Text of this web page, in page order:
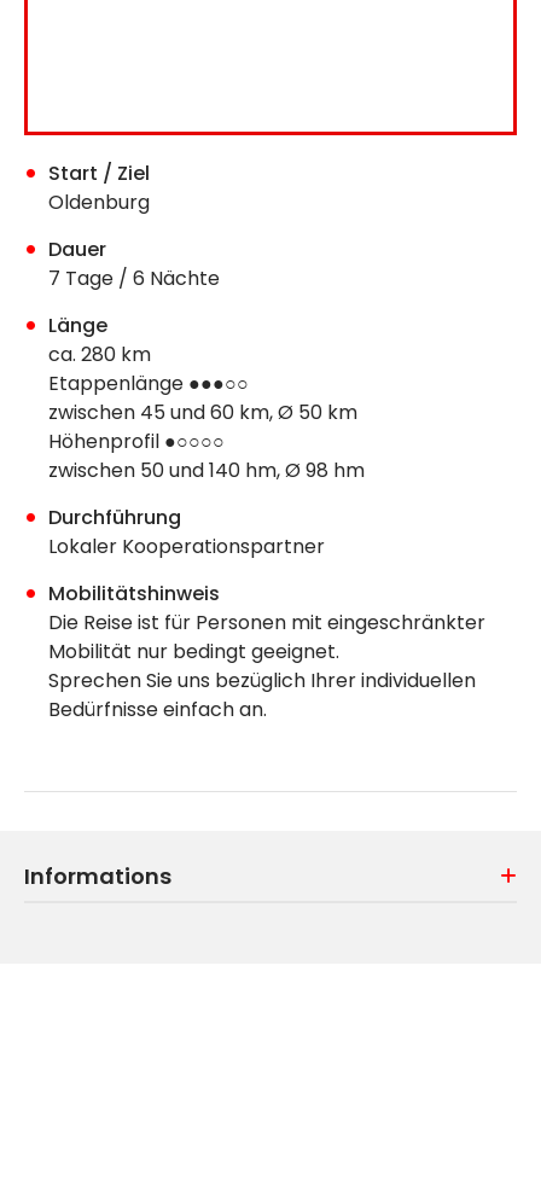
Start / Ziel
Oldenburg
Dauer
7 Tage / 6 Nächte
Länge
ca. 280 km
Etappenlänge ●●●○○
zwischen 45 und 60 km, Ø 50 km
Höhenprofil ●○○○○
zwischen 50 und 140 hm, Ø 98 hm
Durchführung
Lokaler Kooperationspartner
Mobilitätshinweis
Die Reise ist für Personen mit eingeschränkter
Mobilität nur bedingt geeignet.
Sprechen Sie uns bezüglich Ihrer individuellen
Bedürfnisse einfach an.
Informations